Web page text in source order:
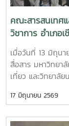
คณะสารสนเทศ
วิชาการ อำเภอ
เมื่อวันที่ 13 มิถุน
สื่อสาร มหาวิทยา
เที่ยว และวิทยาลั
การท่องเที่ยวชุมช
ออกแบบสื่อประชา
17 มิถุนายน